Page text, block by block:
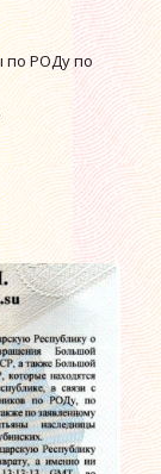
по РОДу по